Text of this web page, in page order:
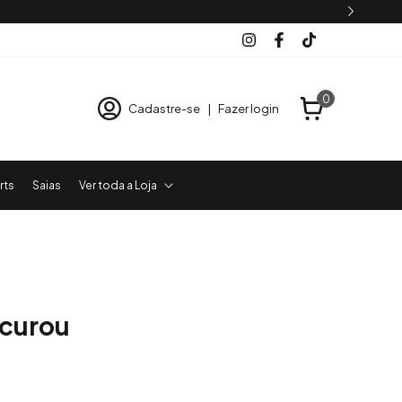
Cadastre-se | Fazer login
0
Saias Ver toda a Loja